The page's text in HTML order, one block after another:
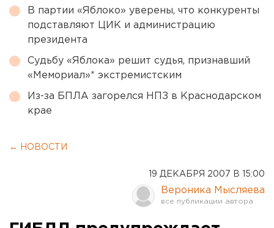
В партии «Яблоко» уверены, что конкуренты
подставляют ЦИК и администрацию
президента
Судьбу «Яблока» решит судья, признавший
«Мемориал»* экстремистским
Из-за БПЛА загорелся НПЗ в Краснодарском
крае
← НОВОСТИ
19 ДЕКАБРЯ 2007 В 15:00
Вероника Мысляева